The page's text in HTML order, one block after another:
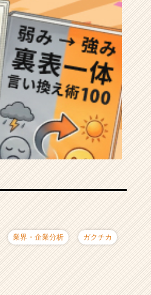
業界・企業分析 ガクチカ